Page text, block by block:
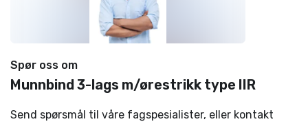
Spør oss om
Munnbind 3-lags m/ørestrikk type IIR
Send spørsmål til våre fagspesialister, eller kontakt